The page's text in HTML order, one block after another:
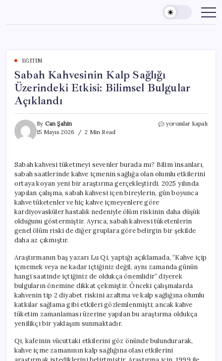
content
EĞITIM
Sabah Kahvesinin Kalp Sağlığı
Üzerindeki Etkisi: Bilimsel Bulgular
Açıklandı
By Can Şahin
15 Mayıs 2026
2 Min Read
Sabah
Etkisi:
Bilimsel
Bulgular
Açıklandı
yorumlar kapalı
Sabah kahvesi tüketmeyi sevenler burada mı? Bilim insanları,
sabah saatlerinde kahve içmenin sağlığa olan olumlu etkilerini
ortaya koyan yeni bir araştırma gerçekleştirdi. 2025 yılında
yapılan çalışma, sabah kahvesi içen bireylerin, gün boyunca
kahve tüketenler ve hiç kahve içmeyenlere göre
kardiyovasküler hastalık nedeniyle ölüm riskinin daha düşük
olduğunu göstermiştir. Ayrıca, sabah kahvesi tüketenlerin
genel ölüm riski de diğer gruplara göre belirgin bir şekilde
daha az çıkmıştır.
Araştırmanın baş yazarı Lu Qi, yaptığı açıklamada, “Kahve içip
içmemek veya ne kadar içtiğiniz değil, aynı zamanda günün
hangi saatinde içtiğiniz de oldukça önemlidir” diyerek
bulguların önemine dikkat çekmiştir. Önceki çalışmalarda
kahvenin tip 2 diyabet riskini azaltma ve kalp sağlığına olumlu
katkılar sağlama gibi etkileri gözlemlenmişti; ancak kahve
tüketim zamanlaması üzerine yapılan bu araştırma oldukça
yenilikçi bir yaklaşım sunmaktadır.
Qi, kafeinin vücuttaki etkilerini göz önünde bulundurarak,
kahve içme zamanının kalp sağlığına olası etkilerini